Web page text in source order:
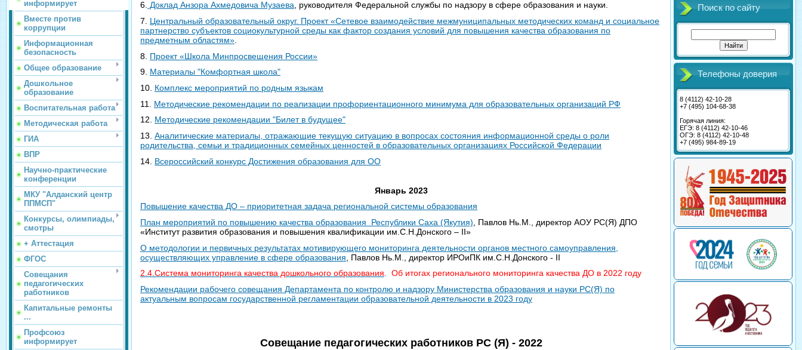
информирует
Вместе против
коррупции
Информационная
безопасность
Общее образование
Дошкольное
образование
Воспитательная работа
Методическая работа
ГИА
ВПР
Научно-практические
конференции
МКУ "Алданский центр
ППМСП"
Конкурсы, олимпиады,
смотры
+ Аттестация
ФГОС
Совещания
педагогических
работников
Капитальные ремонты
...
Профсоюз
информирует
6. Доклад Анзора Ахмедовича Музаева, руководителя Федеральной службы по надзору в сфере образования и науки.
7. Центральный образовательный округ. Проект «Сетевое взаимодействие межмуниципальных методических команд и социальное
партнерство субъектов социокультурной среды как фактор создания условий для повышения качества образования по
предметным областям»
8. Проект «Школа Минпросвещения России»
9. Материалы "Комфортная школа"
10. Комплекс мероприятий по родным языкам
11. Методические рекомендации по реализации профориентационного минимума для образовательных организаций РФ
12. Методические рекомендации "Билет в будущее"
13. Аналитические материалы, отражающие текущую ситуацию в вопросах состояния информационной среды о роли
родительства, семьи и традиционных семейных ценностей в образовательных организациях Российской Федерации
14. Всероссийский конкурс Достижения образования для ОО
Январь 2023
Повышение качества ДО – приоритетная задача региональной системы образования
План мероприятий по повышению качества образования Республики Саха (Якутия) , Павлов Нь.М., директор АОУ РС(Я) ДПО
«Институт развития образования и повышения квалификации им.С.Н.Донского – II»
О методологии и первичных результатах мотивирующего мониторинга деятельности органов местного самоуправления,
осуществляющих управление в сфере образования , Павлов Нь.М., директор ИРОиПК им.С.Н.Донского - II
2.4.Система мониторинга качества дошкольного образования. Об итогах регионального мониторинга качества ДО в 2022 году
Рекомендации рабочего совещания Департамента по контролю и надзору Министерства образования и науки РС(Я) по
актуальным вопросам государственной регламентации образовательной деятельности в 2023 году
Совещание педагогических работников РС (Я) - 2022
Поиск по сайту
Телефоны доверия
8 (4112) 42-10-28
+7 (495) 104-68-38
Горячая линия:
ЕГЭ: 8 (4112) 42-10-46
ОГЭ: 8 (4112) 42-10-48
+7 (495) 984-89-19